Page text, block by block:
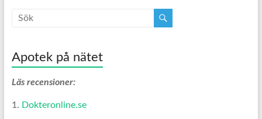
Apotek på nätet
Läs recensioner:
1. Dokteronline.se